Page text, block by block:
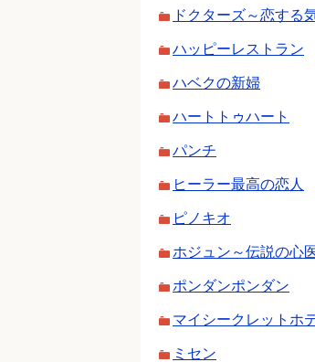
ドクターズ～恋する
ハッピーレストラン
ハベクの新婦
ハートトゥハート
パンチ
ヒーラー最高の恋人
ピノキオ
ホジュン～伝説の心
ポンダンポンダン
マイシークレットホ
ミセン